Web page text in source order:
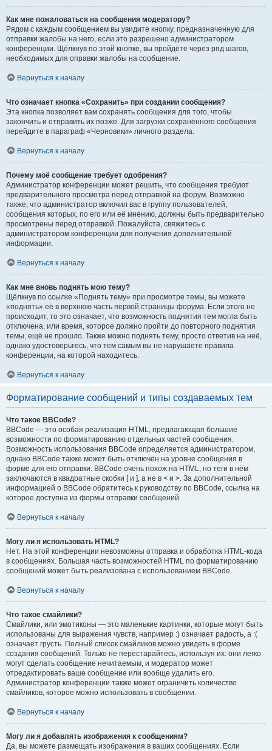
Как мне пожаловаться на сообщения модератору?
Рядом с каждым сообщением вы увидите кнопку, предназначенную для
отправки жалобы на него, если это разрешено администратором
конференции. Щёлкнув по этой кнопке, вы пройдёте через ряд шагов,
необходимых для оправки жалобы на сообщение.
Вернуться к началу
Что означает кнопка «Сохранить» при создании сообщения?
Эта кнопка позволяет вам сохранять сообщения для того, чтобы
закончить и отправить их позже. Для загрузки сохранённого сообщения
перейдите в параграф «Черновики» личного раздела.
Вернуться к началу
Почему моё сообщение требует одобрения?
Администратор конференции может решить, что сообщения требуют
предварительного просмотра перед отправкой на форум. Возможно
также, что администратор включил вас в группу пользователей,
сообщения которых, по его или её мнению, должны быть предварительно
просмотрены перед отправкой. Пожалуйста, свяжитесь с
администратором конференции для получения дополнительной
информации.
Вернуться к началу
Как мне вновь поднять мою тему?
Щёлкнув по ссылке «Поднять тему» при просмотре темы, вы можете
«поднять» её в верхнюю часть первой страницы форума. Если этого не
происходит, то это означает, что возможность поднятия тем могла быть
отключена, или время, которое должно пройти до повторного поднятия
темы, ещё не прошло. Также можно поднять тему, просто ответив на неё,
однако удостоверьтесь, что тем самым вы не нарушаете правила
конференции, на которой находитесь.
Вернуться к началу
Форматирование сообщений и типы создаваемых тем
Что такое BBCode?
BBCode — это особая реализация HTML, предлагающая большие
возможности по форматированию отдельных частей сообщения.
Возможность использования BBCode определяется администратором,
однако BBCode также может быть отключён на уровне сообщения в
форме для его отправки. BBCode очень похож на HTML, но теги в нём
заключаются в квадратные скобки [ и ], а не в < и >. За дополнительной
информацией о BBCode обратитесь к руководству по BBCode, ссылка на
которое доступна из формы отправки сообщений.
Вернуться к началу
Могу ли я использовать HTML?
Нет. На этой конференции невозможны отправка и обработка HTML-кода
в сообщениях. Большая часть возможностей HTML по форматированию
сообщений может быть реализована с использованием BBCode.
Вернуться к началу
Что такое смайлики?
Смайлики, или эмотиконы — это маленькие картинки, которые могут быть
использованы для выражения чувств, например :) означает радость, а :(
означает грусть. Полный список смайликов можно увидеть в форме
создания сообщений. Только не перестарайтесь, используя их: они легко
могут сделать сообщение нечитаемым, и модератор может
отредактировать ваше сообщение или вообще удалить его.
Администратор конференции также может ограничить количество
смайликов, которое можно использовать в сообщении.
Вернуться к началу
Могу ли я добавлять изображения к сообщениям?
Да, вы можете размещать изображения в ваших сообщениях. Если